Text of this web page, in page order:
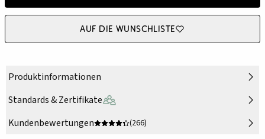
Auf die Wunschliste
Produktinformationen
Standards & Zertifikate
Kundenbewertungen
(266)